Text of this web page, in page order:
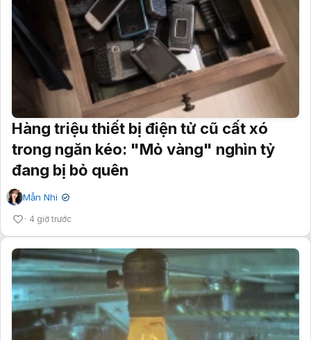
Hàng triệu thiết bị điện tử cũ cất xó
trong ngăn kéo: "Mỏ vàng" nghìn tỷ
đang bị bỏ quên
Mẫn Nhi ✔
4 giờ trước